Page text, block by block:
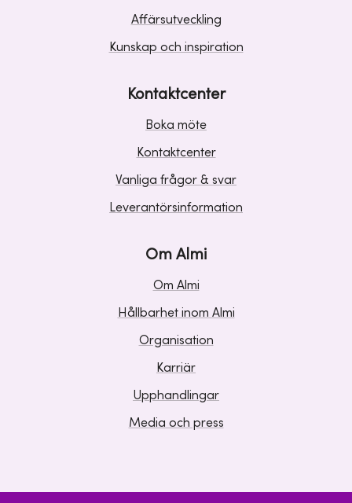
Affärsutveckling
Kunskap och inspiration
Kontaktcenter
Boka möte
Kontaktcenter
Vanliga frågor & svar
Leverantörsinformation
Om Almi
Om Almi
Hållbarhet inom Almi
Organisation
Karriär
Upphandlingar
Media och press